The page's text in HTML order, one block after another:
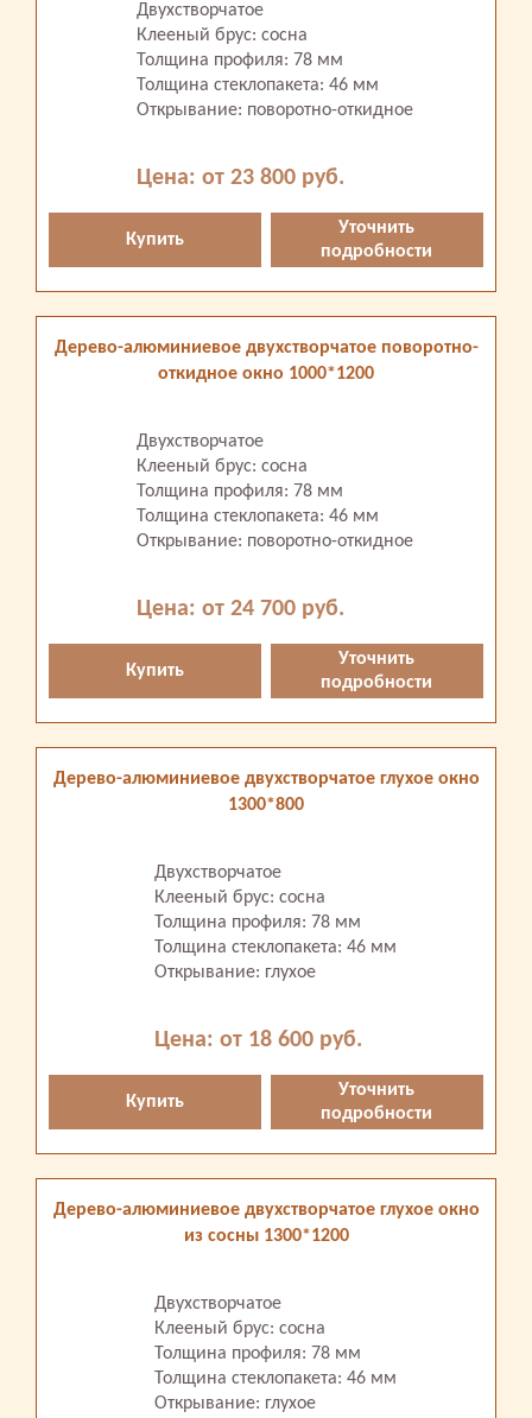
Двухстворчатое
Клееный брус: сосна
Толщина профиля: 78 мм
Толщина стеклопакета: 46 мм
Открывание: поворотно-откидное
Цена: от 23 800 руб.
Купить
Уточнить
подробности
Дерево-алюминиевое двухстворчатое поворотно-
откидное окно 1000*1200
Двухстворчатое
Клееный брус: сосна
Толщина профиля: 78 мм
Толщина стеклопакета: 46 мм
Открывание: поворотно-откидное
Цена: от 24 700 руб.
Купить
Уточнить
подробности
Дерево-алюминиевое двухстворчатое глухое окно
1300*800
Двухстворчатое
Клееный брус: сосна
Толщина профиля: 78 мм
Толщина стеклопакета: 46 мм
Открывание: глухое
Цена: от 18 600 руб.
Купить
Уточнить
подробности
Дерево-алюминиевое двухстворчатое глухое окно
из сосны 1300*1200
Двухстворчатое
Клееный брус: сосна
Толщина профиля: 78 мм
Толщина стеклопакета: 46 мм
Открывание: глухое